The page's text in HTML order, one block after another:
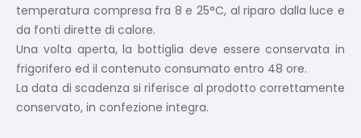
temperatura compresa fra 8 e 25°C, al riparo dalla luce e
da fonti dirette di calore.
Una volta aperta, la bottiglia deve essere conservata in
frigorifero ed il contenuto consumato entro 48 ore.
La data di scadenza si riferisce al prodotto correttamente
conservato, in confezione integra.